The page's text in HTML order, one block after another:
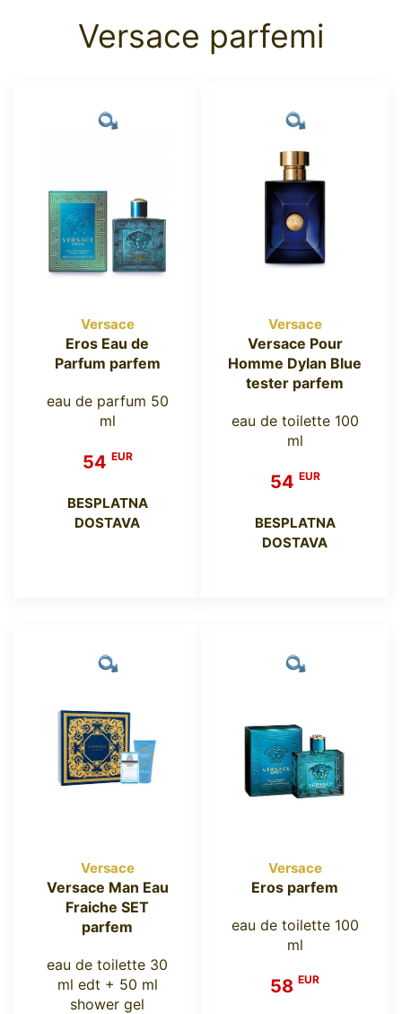
Versace parfemi
Versace
Eros Eau de
Parfum parfem
eau de parfum 50
ml
54 EUR
BESPLATNA
DOSTAVA
Versace
Versace Pour
Homme Dylan Blue
tester parfem
eau de toilette 100
ml
54 EUR
BESPLATNA
DOSTAVA
Versace
Versace Man Eau
Fraiche SET
parfem
eau de toilette 30
ml edt + 50 ml
shower gel
Versace
Eros parfem
eau de toilette 100
ml
58 EUR